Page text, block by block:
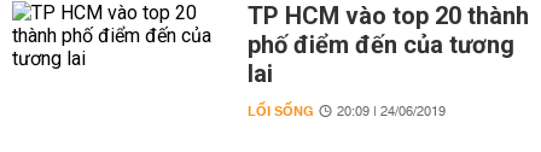
TP HCM vào top 20 thành
phố điểm đến của tương
lai
LỐI SỐNG 20:09 | 24/06/2019